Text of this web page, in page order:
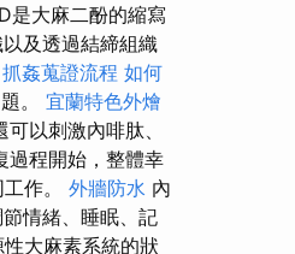
是大麻二酚的縮寫
及透過結締組織
抓姦蒐證流程 如何
。 宜蘭特色外燴
以刺激內啡肽、
過程開始，整體幸
作。 外牆防水 內
情緒、睡眠、記
大麻素系統的狀